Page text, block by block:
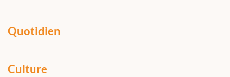
Quotidien
Culture